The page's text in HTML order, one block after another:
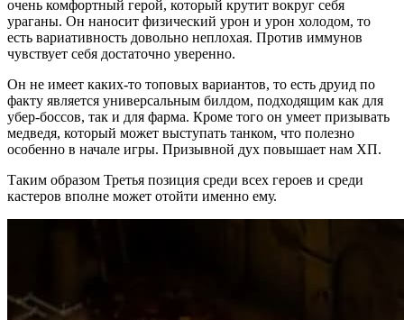
очень комфортный герой, который крутит вокруг себя
ураганы. Он наносит физический урон и урон холодом, то
есть вариативность довольно неплохая. Против иммунов
чувствует себя достаточно уверенно.
Он не имеет каких-то топовых вариантов, то есть друид по
факту является универсальным билдом, подходящим как для
убер-боссов, так и для фарма. Кроме того он умеет призывать
медведя, который может выступать танком, что полезно
особенно в начале игры. Призывной дух повышает нам ХП.
Таким образом Третья позиция среди всех героев и среди
кастеров вполне может отойти именно ему.